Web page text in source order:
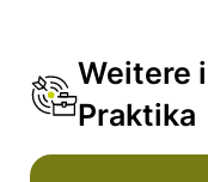
Weitere
Praktika